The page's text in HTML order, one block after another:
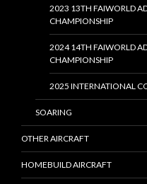
2023 13TH FAIWORLD
CHAMPIONSHIP
2024 14TH FAIWORLD
CHAMPIONSHIP
2025 INTERNATIONAL
SOARING
OTHER AIRCRAFT
HOMEBUILD AIRCRAFT